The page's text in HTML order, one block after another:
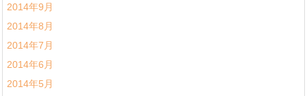
2014年9月
2014年8月
2014年7月
2014年6月
2014年5月